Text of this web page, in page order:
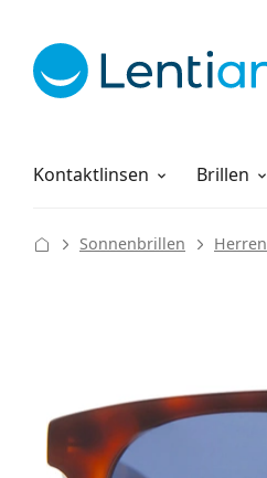
Kontaktlinsen
Pflegemittel Brillen
Alles über den Einkauf
Sonnenbrillen Herren